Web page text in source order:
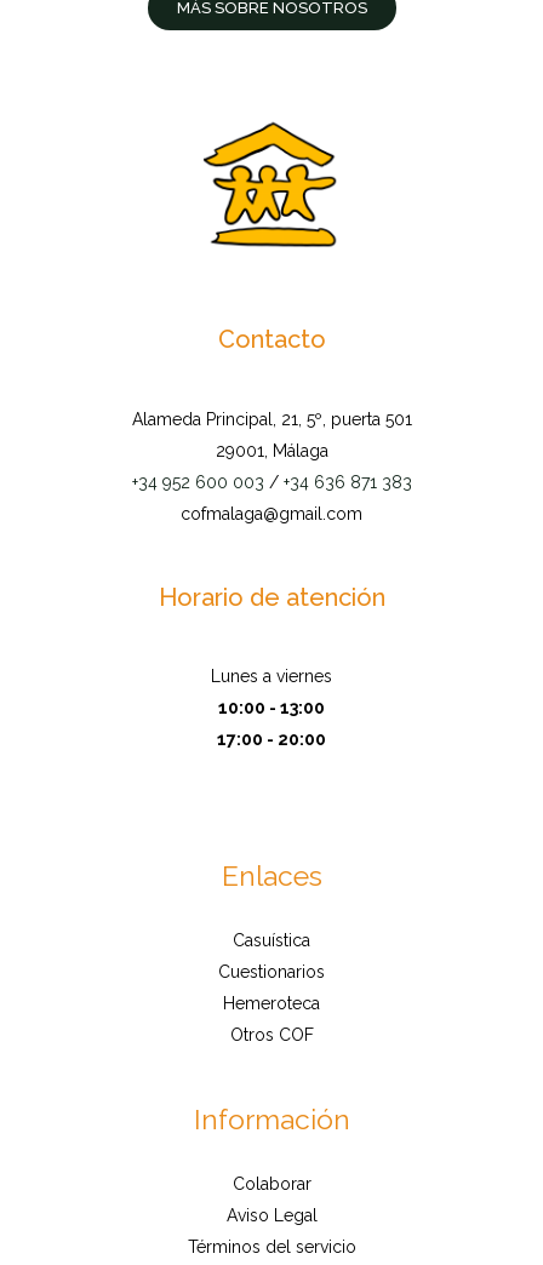
MÁS SOBRE NOSOTROS
Contacto
Alameda Principal, 21, 5º, puerta 501
29001, Málaga
+34 952 600 003 / +34 636 871 383
cofmalaga@gmail.com
Horario de atención
Lunes a viernes
10:00 - 13:00
17:00 - 20:00
Enlaces
Casuística
Cuestionarios
Hemeroteca
Otros COF
Información
Colaborar
Aviso Legal
Términos del servicio